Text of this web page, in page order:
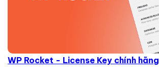
WP Rocket - License Key chính hãng